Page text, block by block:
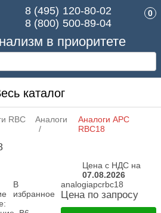
в приоритете
8 (495) 120-80-02
8 (800) 500-89-04
0
каталог
RBC Аналоги
Аналоги APC
RBC18
Цена с НДС на
07.08.2026
В
избранное
analogiapcrbc18
Цена по запросу